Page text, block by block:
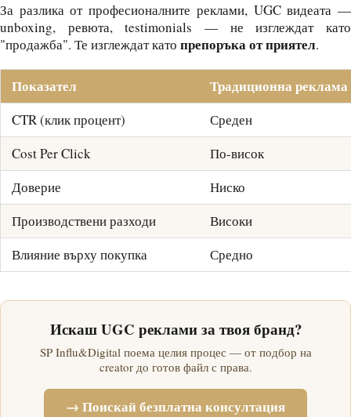
За разлика от професионалните реклами, UGC видеата —
unboxing, ревюта, testimonials — не изглеждат като
"продажба". Те изглеждат като препоръка от приятел.
Показател Традиционна реклама
CTR (клик процент)
Среден
Cost Per Click
По-висок
Доверие
Ниско
Производствени разходи
Високи
Влияние върху покупка
Средно
Искаш UGC реклами за твоя бранд?
SP Influ&Digital поема целия процес — от подбор на
creator до готов файл с права.
→ Поискай безплатна консултация